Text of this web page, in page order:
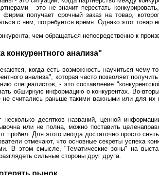
- это не значит перестать
фирма получает срочный заказ на товар,
с ним, потребуется время. Однако этот товар
чем обращаться непосредственно к
конкурентного анализа"
когда есть возможность научиться чему-
анализа", которая часто позволяет
специалистов, - это составление
обширную информацию о конкурентах. Во-
не считались раньше такими важными или для
несколько десятков названий, ценной
или не полна, можно поставить
пробел. Для этого иногда достаточно просто
отмечают, что основные секреты успеха
В этом смысле, "Тематические зоны" на
сильные стороны друг друга.